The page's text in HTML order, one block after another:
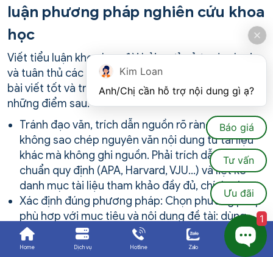
luận phương pháp nghiên cứu khoa
học
Viết tiểu luận khoa học đòi hỏi sự tỉ mỉ, tư duy logic
và tuân thủ các quy tắc học thuật. Để hoàn thành
bài viết tốt và tránh bị trừ điểm oan, bạn cần lưu ý
những điểm sau:
Tránh đạo văn, trích dẫn nguồn rõ ràng: Tuyệt đối
không sao chép nguyên văn nội dung từ tài liệu
khác mà không ghi nguồn. Phải trích dẫn theo
chuẩn quy định (APA, Harvard, VJU…) và liệt kê
danh mục tài liệu tham khảo đầy đủ, chính xác.
Xác định đúng phương pháp: Chọn phương pháp
phù hợp với mục tiêu và nội dung đề tài: dùng
phương pháp định lượng khi cần đo lường, tính
toán số liệu; dùng phương pháp định tính khi cần
Home Dịch vụ Hotline Zalo Ưu đãi
Kim Loan
Anh/Chị cần hỗ trợ nội dung gì ạ?
Báo giá
Tư vấn
Ưu đãi
1